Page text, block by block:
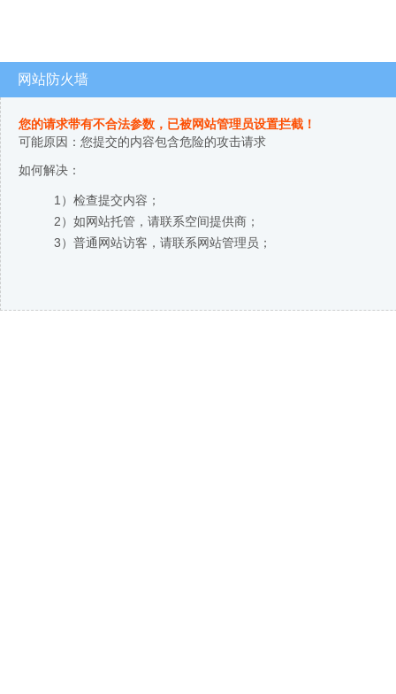
网站防火墙
您的请求带有不合法参数，已被网站管理员设置拦截！
可能原因：您提交的内容包含危险的攻击请求
如何解决：
1）检查提交内容；
2）如网站托管，请联系空间提供商；
3）普通网站访客，请联系网站管理员；